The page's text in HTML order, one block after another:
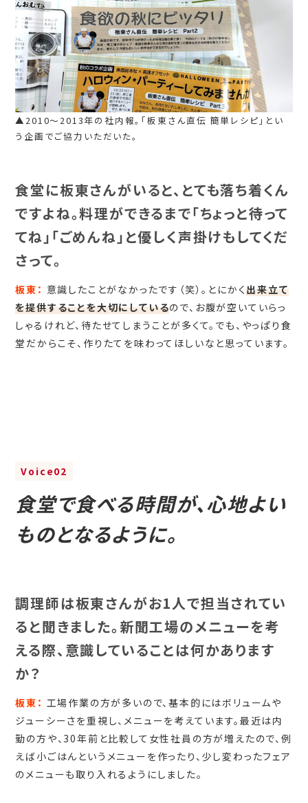
▲2010～2013年の社内報。「板東さん直伝 簡単レシピ」とい
う企画でご協力いただいた。
食堂に板東さんがいると、とても落ち着くん
ですよね。料理ができるまで「ちょっと待って
てね」「ごめんね」と優しく声掛けもしてくだ
さって。
板東： 意識したことがなかったです（笑）。とにかく出来立て
を提供することを大切にしているので、お腹が空いていらっ
しゃるけれど、待たせてしまうことが多くて。でも、やっぱり食
堂だからこそ、作りたてを味わってほしいなと思っています。
Voice02
食堂で食べる時間が、心地よい
ものとなるように。
調理師は板東さんがお1人で担当されてい
ると聞きました。新聞工場のメニューを考
える際、意識していることは何かあります
か？
板東： 工場作業の方が多いので、基本的にはボリュームや
ジューシーさを重視し、メニューを考えています。最近は内
勤の方や、30年前と比較して女性社員の方が増えたので、例
えば小ごはんというメニューを作ったり、少し変わったフェア
のメニューも取り入れるようにしました。